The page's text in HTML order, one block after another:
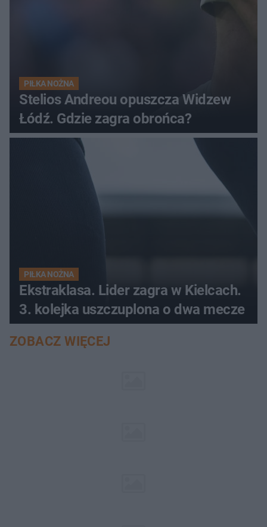
PIŁKA NOŻNA
Stelios Andreou opuszcza Widzew
Łódź. Gdzie zagra obrońca?
PIŁKA NOŻNA
Ekstraklasa. Lider zagra w Kielcach.
3. kolejka uszczuplona o dwa mecze
ZOBACZ WIĘCEJ